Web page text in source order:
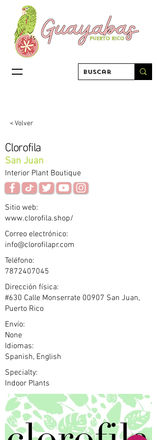
< Volver
Clorofila
San Juan
Interior Plant Boutique
Sitio web:
www.clorofila.shop/
Correo electrónico:
info@clorofilapr.com
Teléfono:
7872407045
Dirección física:
#630 Calle Monserrate 00907 San Juan,
Puerto Rico
Envío:
None
Idiomas:
Spanish, English
Specialty:
Indoor Plants